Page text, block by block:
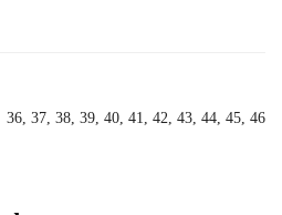
36, 37, 38, 39, 40, 41, 42, 43, 44, 45, 46